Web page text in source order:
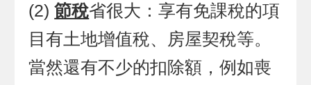
(2)節稅省很大：享有免課稅的項
目有土地增值稅、房屋契稅等。
當然還有不少的扣除額，例如喪